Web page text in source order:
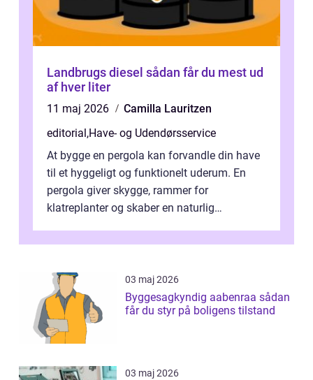
Landbrugs diesel sådan får du mest ud
af hver liter
11 maj 2026
Camilla Lauritzen
editorial ,Have- og Udendørsservice
At bygge en pergola kan forvandle din have
til et hyggeligt og funktionelt uderum. En
pergola giver skygge, rammer for
klatreplanter og skaber en naturlig
d...
03 maj 2026
Byggesagkyndig aabenraa sådan
får du styr på boligens tilstand
03 maj 2026